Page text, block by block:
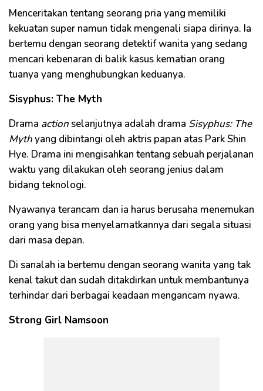
Menceritakan tentang seorang pria yang memiliki
kekuatan super namun tidak mengenali siapa dirinya. Ia
bertemu dengan seorang detektif wanita yang sedang
mencari kebenaran di balik kasus kematian orang
tuanya yang menghubungkan keduanya.
Sisyphus: The Myth
Drama actionselanjutnya adalah drama Sisyphus: The
Mythyang dibintangi oleh aktris papan atas Park Shin
Hye. Drama ini mengisahkan tentang sebuah perjalanan
waktu yang dilakukan oleh seorang jenius dalam
bidang teknologi.
Nyawanya terancam dan ia harus berusaha menemukan
orang yang bisa menyelamatkannya dari segala situasi
dari masa depan.
Di sanalah ia bertemu dengan seorang wanita yang tak
kenal takut dan sudah ditakdirkan untuk membantunya
terhindar dari berbagai keadaan mengancam nyawa.
Strong Girl Namsoon